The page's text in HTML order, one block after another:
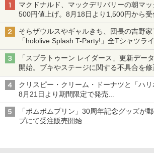
マクドナルド、マックデリバリーの朝マ
500円値上げ。8月18日より1,500円から受
そらザウルスやギャルきち、団長の吉野家
「hololive Splash T-Party!」全Tシャツラ
ライン販売開始
「スプラトゥーン レイダース」更新デー
開始。ブキやステージに関する不具合を修
クリスピー・クリーム・ドーナツと「ハ
8月21日より期間限定で発売
組分け帽子ドーナツなど見た目も楽しい
「ポムポムプリン」30周年記念グッズが
プにて受注販売開始